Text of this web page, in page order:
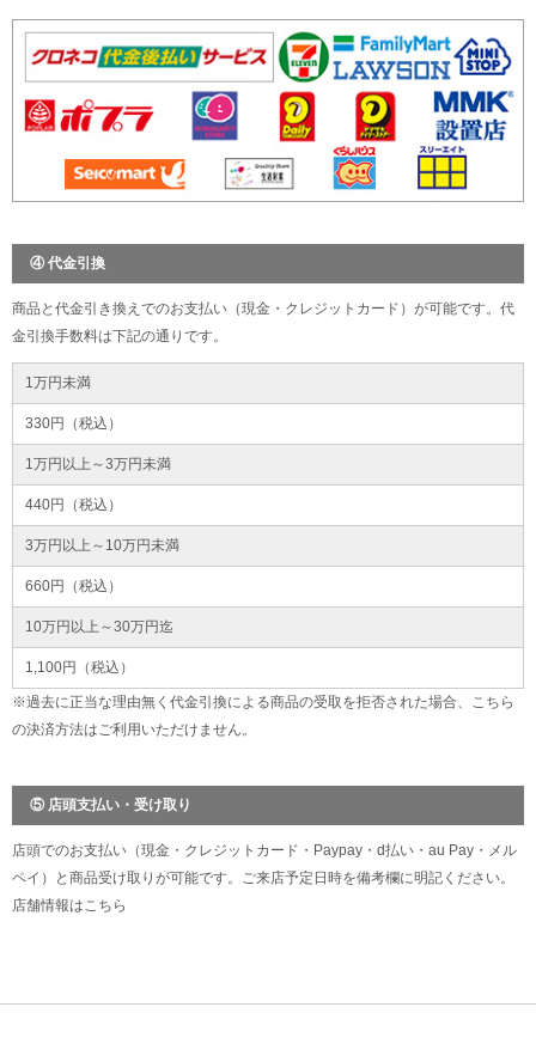
④ 代金引換
商品と代金引き換えでのお支払い（現金・クレジットカード）が可能です。代
金引換手数料は下記の通りです。
1万円未満
330円（税込）
1万円以上～3万円未満
440円（税込）
3万円以上～10万円未満
660円（税込）
10万円以上～30万円迄
1,100円（税込）
※過去に正当な理由無く代金引換による商品の受取を拒否された場合、こちら
の決済方法はご利用いただけません。
⑤ 店頭支払い・受け取り
店頭でのお支払い（現金・クレジットカード・Paypay・d払い・au Pay・メル
ペイ）と商品受け取りが可能です。ご来店予定日時を備考欄に明記ください。
店舗情報はこちら